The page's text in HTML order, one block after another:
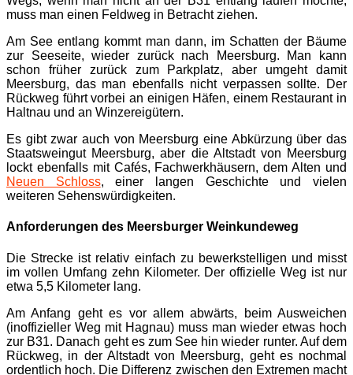
muss man einen Feldweg in Betracht ziehen.
Am See entlang kommt man dann, im Schatten der Bäume
zur Seeseite, wieder zurück nach Meersburg. Man kann
schon früher zurück zum Parkplatz, aber umgeht damit
Meersburg, das man ebenfalls nicht verpassen sollte. Der
Rückweg führt vorbei an einigen Häfen, einem Restaurant in
Haltnau und an Winzereigütern.
Es gibt zwar auch von Meersburg eine Abkürzung über das
Staatsweingut Meersburg, aber die Altstadt von Meersburg
lockt ebenfalls mit Cafés, Fachwerkhäusern, dem Alten und
Neuen Schloss, einer langen Geschichte und vielen
weiteren Sehenswürdigkeiten.
Anforderungen des Meersburger Weinkundeweg
Die Strecke ist relativ einfach zu bewerkstelligen und misst
im vollen Umfang zehn Kilometer. Der offizielle Weg ist nur
etwa 5,5 Kilometer lang.
Am Anfang geht es vor allem abwärts, beim Ausweichen
(inoffizieller Weg mit Hagnau) muss man wieder etwas hoch
zur B31. Danach geht es zum See hin wieder runter. Auf dem
Rückweg, in der Altstadt von Meersburg, geht es nochmal
ordentlich hoch. Die Differenz zwischen den Extremen macht